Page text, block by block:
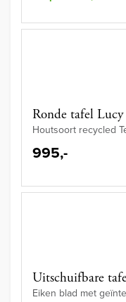
Ronde tafel
Houtsoort recycled
995,-
Uitschuifbare
Eiken blad met